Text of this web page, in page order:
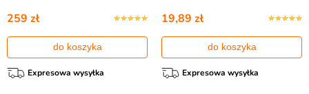
259 zł
do koszyka
Expresowa wysyłka
19,89 zł
do koszyka
Expresowa wysyłka